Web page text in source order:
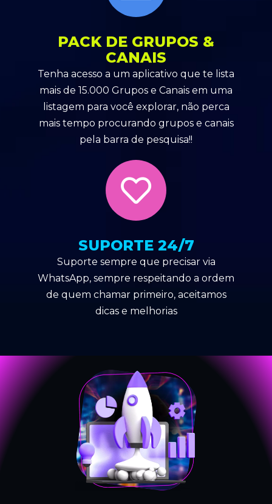
PACK DE GRUPOS &
CANAIS
Tenha acesso a um aplicativo que te lista
mais de 15.000 Grupos e Canais em uma
listagem para você explorar, não perca
mais tempo procurando grupos e canais
pela barra de pesquisa!!
SUPORTE 24/7
Suporte sempre que precisar via
WhatsApp, sempre respeitando a ordem
de quem chamar primeiro, aceitamos
dicas e melhorias